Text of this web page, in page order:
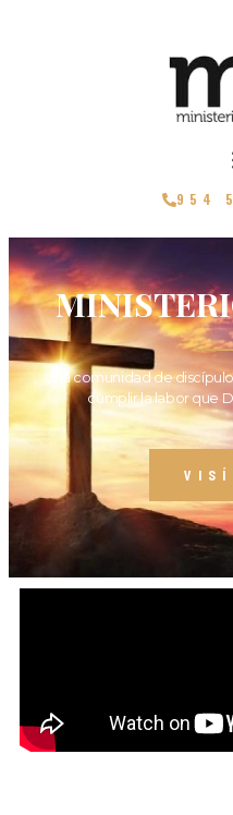
954
Una comunidad de
cumplir la labor que